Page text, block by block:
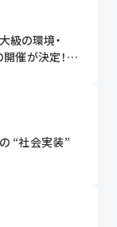
級の環境・
開催が決定！出
“社会実装”